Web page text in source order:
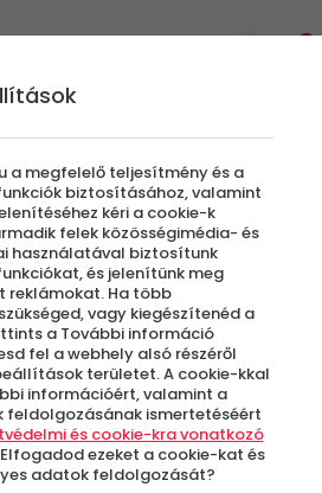
balatoni
Hétköznap
a megfelelő teljesítmény és a
biztosításához, valamint
kéri a cookie-k
felek közösségimédia- és
használatával biztosítunk
és jelenítünk meg
reklámokat. Ha több
vagy kiegészítenéd a
a További információ
fel a webhely alsó részéről
területet. A cookie-kkal
információért, valamint a
feldolgozásának ismertetéséért
és cookie-kra vonatkozó
Elfogadod ezeket a cookie-kat és
adatok feldolgozását?